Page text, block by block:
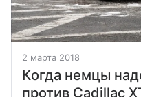
2 марта 2018
Когда немцы
против Cadillac